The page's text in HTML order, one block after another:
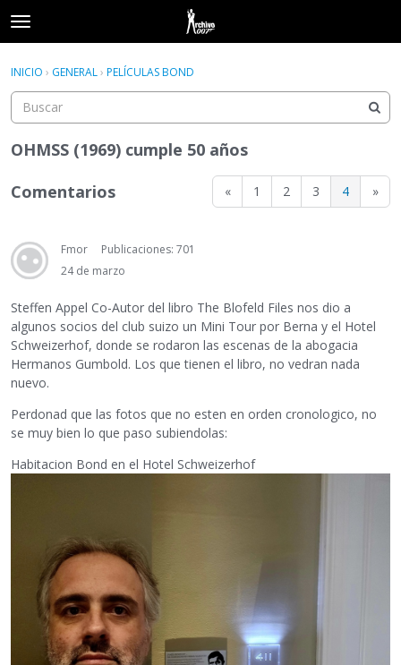
t
o
g
e
m
e
u
Acceder
Acceder Registrarse
INICIO › GENERAL› PELÍCULAS BOND
OHMSS (1969) cumple 50 años
« 1 2 3 4 »
Comentarios
Fmor
Publicaciones: 701
24 de marzo
Steffen Appel Co-Autor del libro The Blofeld Files nos dio a
algunos socios del club suizo un Mini Tour por Berna y el Hotel
Schweizerhof, donde se rodaron las escenas de la abogacia
Hermanos Gumbold. Los que tienen el libro, no vedran nada
nuevo.
Perdonad que las fotos que no esten en orden cronologico, no
se muy bien lo que paso subiendolas:
Habitacion Bond en el Hotel Schweizerhof